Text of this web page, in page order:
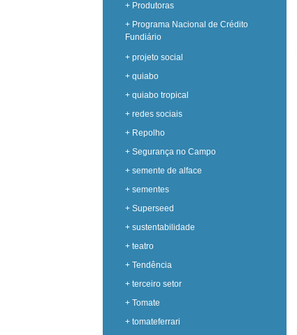
+ Produtoras
+ Programa Nacional de Crédito
Fundiário
+ projeto social
+ quiabo
+ quiabo tropical
+ redes sociais
+ Repolho
+ Segurança no Campo
+ semente de alface
+ sementes
+ Superseed
+ sustentabilidade
+ teatro
+ Tendência
+ terceiro setor
+ Tomate
+ tomateferrari